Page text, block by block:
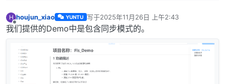
H
离线
houjun_xiao YUNTU 写于2025年11月26日 上午2:43
最后由 编辑
我们提供的Demo中是包含同步模式的。